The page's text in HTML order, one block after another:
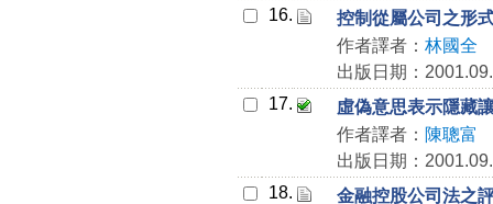
16.
控制從屬公司之形
作者譯者： 林國全
出版日期：
17.
虛偽意思表示隱藏
作者譯者： 陳聰富
出版日期：
18.
金融控股公司法之